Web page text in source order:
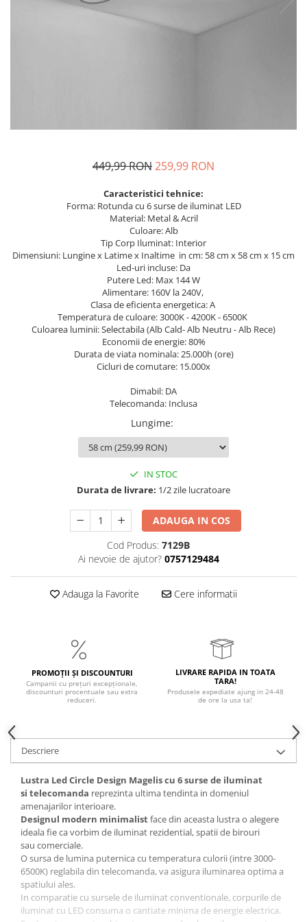
449,99 RON259,99 RON
Caracteristici tehnice:
Forma: Rotunda cu 6 surse de iluminat LED
Material: Metal & Acril
Culoare: Alb
Tip Corp Iluminat: Interior
Dimensiuni: Lungine x Latime x Inaltime in cm: 58 cm x 58 cm x 15 cm
Led-uri incluse: Da
Putere Led: Max 144 W
Alimentare: 160V la 240V,
Clasa de eficienta energetica: A
Temperatura de culoare: 3000K - 4200K - 6500K
Culoarea luminii: Selectabila (Alb Cald- Alb Neutru - Alb Rece)
Economii de energie: 80%
Durata de viata nominala: 25.000h (ore)
Cicluri de comutare: 15.000x
Dimabil: DA
Telecomanda: Inclusa
Lungime:
IN STOC
Durata de livrare: 1/2 zile lucratoare
ADAUGA IN COS
Cod Produs: 7129B
Ai nevoie de ajutor? 0757129484
Adauga la Favorite Cere informatii
PROMOȚII ȘI DISCOUNTURI
Campanii cu prețuri excepționale,
discounturi procentuale sau extra
reduceri.
LIVRARE RAPIDA IN TOATA
TARA!
Produsele expediate ajung in 24-48
de ore la usa ta!
Descriere
Lustra Led Circle Design Magelis cu 6 surse de iluminat
si telecomanda reprezinta ultima tendinta in domeniul
amenajarilor interioare.
Designul modern minimalistface din aceasta lustra o alegere
ideala fie ca vorbim de iluminat rezidential, spatii de birouri
sau comerciale.
O sursa de lumina puternica cu temperatura culorii (intre 3000-
6500K) reglabila din telecomanda, va asigura iluminarea optima a
spatiului ales.
In comparatie cu sursele de iluminat conventionale, corpurile de
iluminat cu LED consuma o cantiate minima de energie electrica.